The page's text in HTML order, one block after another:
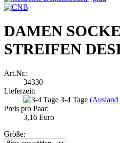
DAMEN
STREIFEN
Art.Nr.:
34330
Lieferzeit:
3-4 Tage (Ausland
Preis pro Paar:
3,16 Euro
Größe: